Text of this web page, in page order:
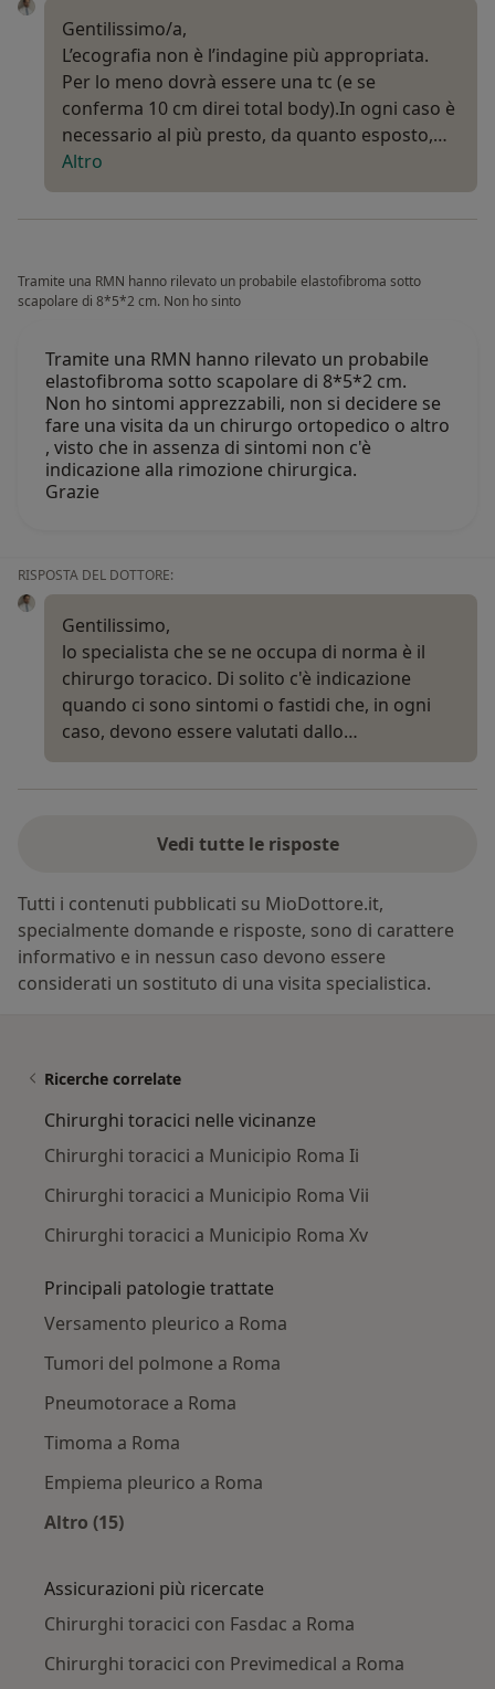
Gentilissimo/a,
L’ecografia non è l’indagine più appropriata.
Per lo meno dovrà essere una tc (e se
conferma 10 cm direi total body).In ogni caso è
necessario al più presto, da quanto esposto,…
Altro
Tramite una RMN hanno rilevato un probabile elastofibroma sotto
scapolare di 8*5*2 cm. Non ho sinto
Tramite una RMN hanno rilevato un probabile
elastofibroma sotto scapolare di 8*5*2 cm.
Non ho sintomi apprezzabili, non si decidere se
fare una visita da un chirurgo ortopedico o altro
, visto che in assenza di sintomi non c'è
indicazione alla rimozione chirurgica.
Grazie
RISPOSTA DEL DOTTORE:
Gentilissimo,
lo specialista che se ne occupa di norma è il
chirurgo toracico. Di solito c'è indicazione
quando ci sono sintomi o fastidi che, in ogni
caso, devono essere valutati dallo…
Vedi tutte le risposte
Tutti i contenuti pubblicati su MioDottore.it,
specialmente domande e risposte, sono di carattere
informativo e in nessun caso devono essere
considerati un sostituto di una visita specialistica.
Ricerche correlate
Chirurghi toracici nelle vicinanze
Chirurghi toracici a Municipio Roma Ii
Chirurghi toracici a Municipio Roma Vii
Chirurghi toracici a Municipio Roma Xv
Principali patologie trattate
Versamento pleurico a Roma
Tumori del polmone a Roma
Pneumotorace a Roma
Timoma a Roma
Empiema pleurico a Roma
Altro (15)
Assicurazioni più ricercate
Chirurghi toracici con Fasdac a Roma
Chirurghi toracici con Previmedical a Roma